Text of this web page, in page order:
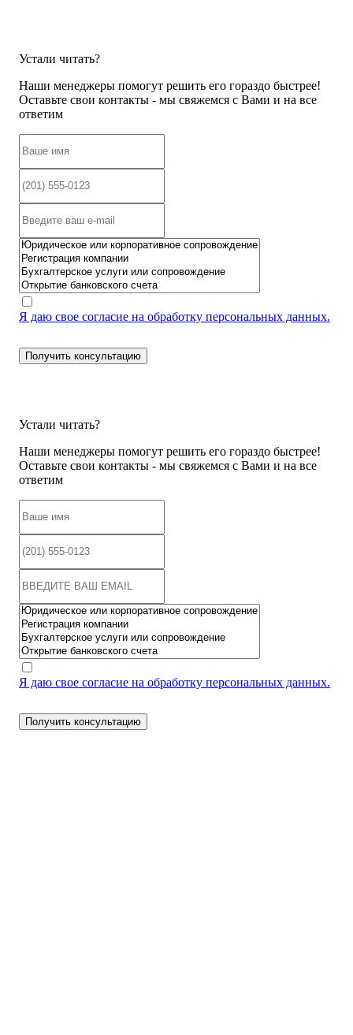
Устали читать?
Наши менеджеры помогут решить его гораздо быстрее!
Оставьте свои контакты - мы свяжемся с Вами и на все
ответим
Я даю свое согласие на обработку персональных данных.
Устали читать?
Наши менеджеры помогут решить его гораздо быстрее!
Оставьте свои контакты - мы свяжемся с Вами и на все
ответим
Я даю свое согласие на обработку персональных данных.